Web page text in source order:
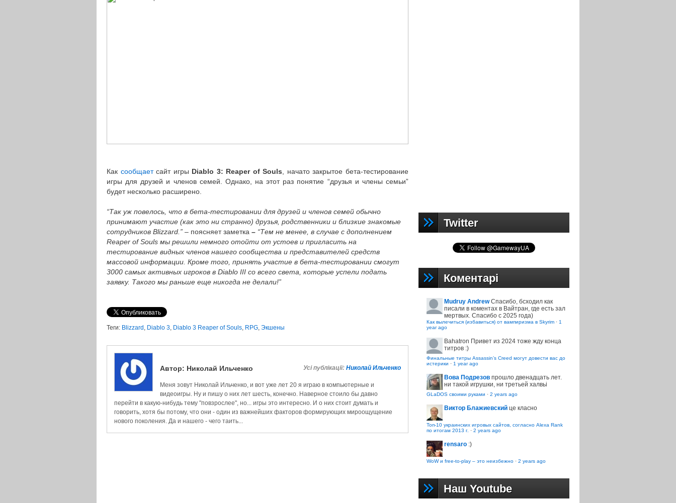
Как сообщаетсайт игры Diablo 3: Reaper of Souls , начато закрытое бета-тестирование
игры для друзей и членов семей. Однако, на этот раз понятие “друзья и члены семьи”
будет несколько расширено.
“Так уж повелось, что в бета-тестировании для друзей и членов семей обычно
принимают участие (как это ни странно) друзья, родственники и близкие знакомые
сотрудников Blizzard.” – поясняет заметка – “Тем не менее, в случае с дополнением
Reaper of Souls мы решили немного отойти от устоев и пригласить на
тестирование видных членов нашего сообщества и представителей средств
массовой информации. Кроме того, принять участие в бета-тестировании смогут
3000 самых активных игроков в Diablo III со всего света, которые успели подать
заявку. Такого мы раньше еще никогда не делали!”
Теги: Blizzard , Diablo 3, Diablo 3 Reaper of Souls, RPG, Экшены
Автор: Николай Ильченко Усі публікації: Николай Ильченко
Меня зовут Николай Ильченко, и вот уже лет 20 я играю в компьютерные и
видеоигры. Ну и пишу о них лет шесть, конечно. Наверное стоило бы давно
перейти в какую-нибудь тему "повзрослее", но... игры это интересно. И о них стоит думать и
говорить, хотя бы потому, что они - один из важнейших факторов формирующих мироощущение
нового поколения. Да и нашего - чего таить...
Twitter
Коментарі
Mudruy Andrew Спасибо, бсходил как
писали в коментах в Вайтран, где есть зал
мертвых. Спасибо с 2025 года)
Как вылечиться (избавиться) от вампиризма в Skyrim · 1
year ago
Bahatron Привет из 2024 тоже жду конца
титров :)
Финальные титры Assassin’s Creed могут довести вас до
истерики · 1 year ago
Вова Подрезов прошло двенадцать лет.
ни такой игрушки, ни третьей халвьі
GLaDOS своими руками · 2 years ago
Виктор Блажиевский це класно
Топ-10 украинских игровых сайтов, согласно Alexa Rank
по итогам 2013 г. · 2 years ago
rensaro :)
WoW и free-to-play – это неизбежно · 2 years ago
Наш Youtube